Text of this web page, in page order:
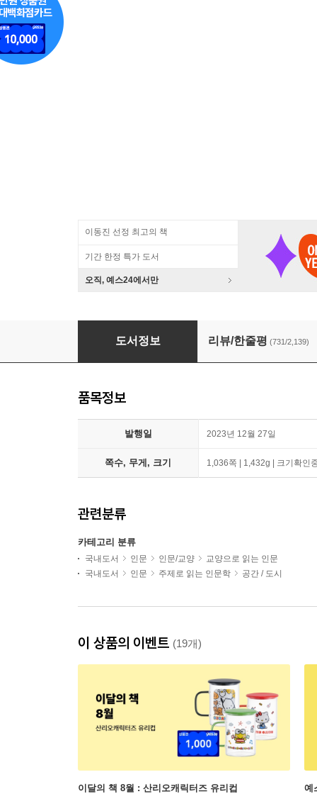
이동진 선정 최고의 책
기간 한정 특가 도서
오직, 예스24에서만
세이노의 가르침 + 보보스
도서정보 리뷰/한줄평 (731/2,139)
품목정보
발행일 2023년 12월 27일
쪽수, 무게, 크기 1,036쪽 | 1,432g | 크기확인
관련분류
카테고리 분류
국내도서 인문 인문/교양
교양으로 읽는 인문
국내도서
인문 주제로 읽는 인문학 공간 / 도시
이 상품의 이벤트 (19개)
이달의 책 8월 : 산리오캐릭터즈 유리컵 예